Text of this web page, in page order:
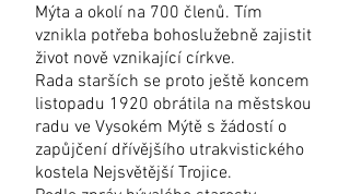
Mýta a okolí na 700 členů. Tím
vznikla potřeba bohoslužebně zajistit
život nově vznikající církve.
Rada starších se proto ještě koncem
listopadu 1920 obrátila na městskou
radu ve Vysokém Mýtě s žádostí o
zapůjčení dřívějšího utrakvistického
kostela Nejsvětější Trojice.